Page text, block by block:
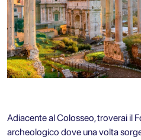
Adiacente al Colosseo, troverai il
archeologico dove una volta